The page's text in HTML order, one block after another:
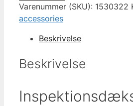
inspektionsdæksel
til
antal
Varenummer (SKU): 1530322
accessories
Beskrivelse
Beskrivelse